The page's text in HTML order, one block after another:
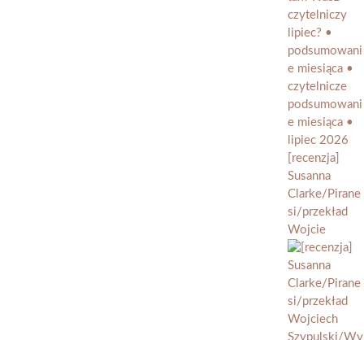
[recenzja]
Susanna
Clarke/Pirane
si/przekład
Wojcie